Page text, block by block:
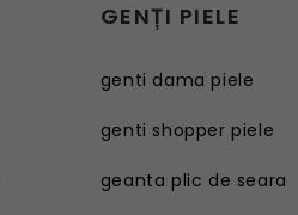
GENȚI PIELE
genti dama piele
genti shopper piele
geanta plic de seara